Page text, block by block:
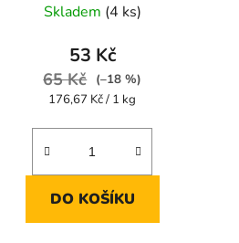
Skladem (4 ks)
53 Kč
65 Kč (–18 %)
Měrná
176,67 Kč / 1 kg
DO KOŠÍKU